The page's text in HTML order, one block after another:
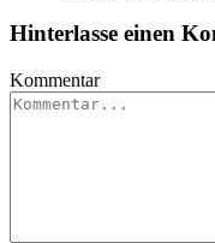
Hinterlasse einen
Kommentar